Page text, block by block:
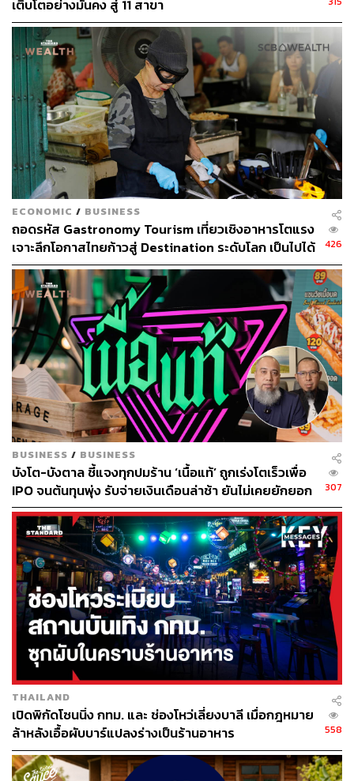
The Drinks
เริ่มเติมความสดชื่นด้วยเครื่องดื่มเบาๆ อย่าง ‘Little Miss
Sunshine’ (180 บาท) Signature ​Drink ของที่นี่ เป็น Mocktail
แอปเปิ้ลเขียว มะนาว ขิง และใส่อบเชยเพื่อเพิ่มความสดชื่น
แต่ถ้าใครชอบกาแฟ ที่นี่ก็มีเมนูแนะนำอย่าง ‘Khun Lao
Islander Latte’ (100 บาท) ที่ใช้เมล็ดกาแฟขุนลาวคั่วอ่อน
เพิ่มความเข้มข้นหวานมันด้วยนมกะทิ เวลาดื่มจะมีกลิ่น
ละมุนของกะทิคล้ายกับกำลังกินของหวานอยู่ ลองชิมสักแก้ว
เพราะรสชาตินุ่มๆ นี้จะตราตรึงใจไปอีกนาน
เติบโตอย่างมั่นคง สู่ 11 สาขา
ECONOMIC / BUSINESS
ถอดรหัส Gastronomy Tourism เที่ยวเชิงอาหารโตแรง
เจาะลึกโอกาสไทยก้าวสู่ Destination ระดับโลก เป็นไปได้
แค่ไหน
426
BUSINESS / BUSINESS
บังโต-บังตาล ชี้แจงทุกปมร้าน ‘เนื้อแท้’ ถูกเร่งโตเร็วเพื่อ
IPO จนต้นทุนพุ่ง รับจ่ายเงินเดือนล่าช้า ยันไม่เคยยักยอก
เงินประกันสังคม
307
THAILAND
เปิดพิกัดโซนนิ่ง กทม. และ ช่องโหว่เลี่ยงบาลี เมื่อกฎหมาย
ล้าหลังเอื้อผับบาร์แปลงร่างเป็นร้านอาหาร
558